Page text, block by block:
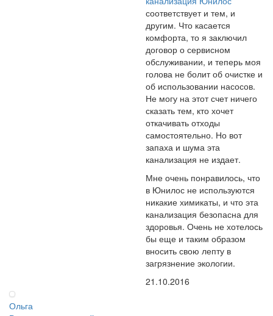
соответствует и тем, и
другим. Что касается
комфорта, то я заключил
договор о сервисном
обслуживании, и теперь моя
голова не болит об очистке и
об использовании насосов.
Не могу на этот счет ничего
сказать тем, кто хочет
откачивать отходы
самостоятельно. Но вот
запаха и шума эта
канализация не издает.
Мне очень понравилось, что
в Юнилос не используются
никакие химикаты, и что эта
канализация безопасна для
здоровья. Очень не хотелось
бы еще и таким образом
вносить свою лепту в
загрязнение экологии.
21.10.2016
Ольга